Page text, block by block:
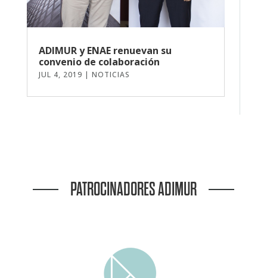
ADIMUR y ENAE renuevan su
convenio de colaboración
JUL 4, 2019 | NOTICIAS
PATROCINADORES ADIMUR